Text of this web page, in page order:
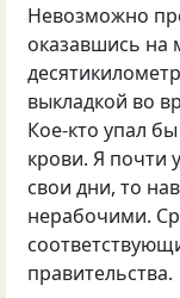
Невозможно
оказавшись
выкладкой во
Кое-кто упал
крови. Я почти
свои дни, то
нерабочими.
правительства.